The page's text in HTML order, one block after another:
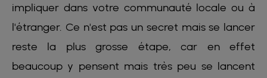
impliquer dans votre communauté locale ou à
l'étranger. Ce n'est pas un secret mais se lancer
reste la plus grosse étape, car en effet
beaucoup y pensent mais très peu se lancent